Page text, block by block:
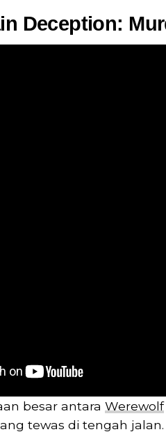
Deception:
besar antara Werewolf
tewas di tengah